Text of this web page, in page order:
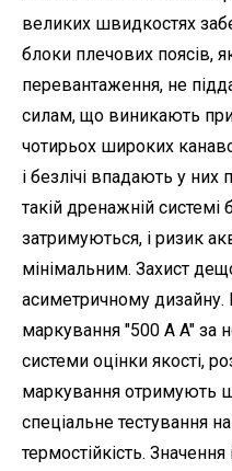
великих швидкостях
блоки плечових поясів,
перевантаження, не
силам, що виникають
чотирьох широких
і безлічі впадають у
такій дренажній системі
затримуються, і ризик
мінімальним. Захист
асиметричному дизайну.
маркування "500 A A" за
системи оцінки якості,
маркування отримують
спеціальне тестування
термостійкість.